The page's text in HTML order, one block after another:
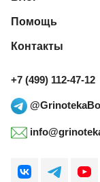
Помощь
Контакты
+7 (499) 112-47-12